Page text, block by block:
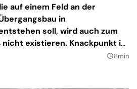
auf einem Feld an der
in
soll, wird auch zum
existieren. Knackpunkt ist
Immerhin liegt nun eine
query_builder8min